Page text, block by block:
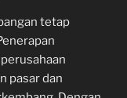
tetap
pasar dan